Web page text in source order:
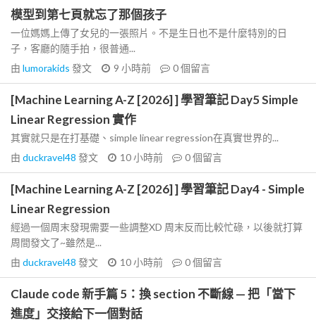
模型到第七頁就忘了那個孩子
一位媽媽上傳了女兒的一張照片。不是生日也不是什麼特別的日
子，客廳的隨手拍，很普通...
由 lumorakids 發文 9 小時前 0個留言
[Machine Learning A-Z [2026] ] 學習筆記 Day5 Simple
Linear Regression 實作
其實就只是在打基礎、simple linear regression在真實世界的...
由 duckravel48 發文 10 小時前 0個留言
[Machine Learning A-Z [2026] ] 學習筆記 Day4 - Simple
Linear Regression
經過一個周末發現需要一些調整XD 周末反而比較忙碌，以後就打算
周間發文了~雖然是...
由 duckravel48 發文 10 小時前 0個留言
Claude code 新手篇 5：換 section 不斷線 — 把「當下
進度」交接給下一個對話